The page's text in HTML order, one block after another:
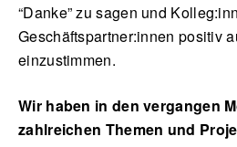
“Danke” zu sagen und
Geschäftspartner:innen positiv
einzustimmen.
Wir haben in den vergangen
zahlreichen Themen und